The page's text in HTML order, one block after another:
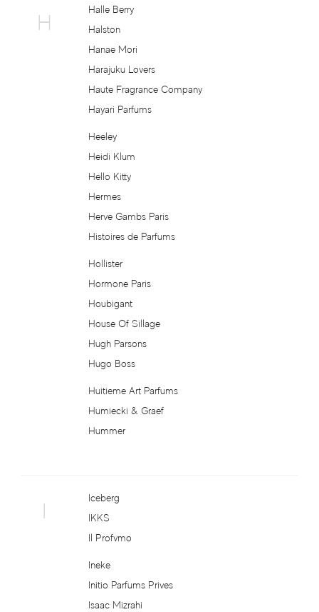
H
Halle Berry
Halston
Hanae Mori
Harajuku Lovers
Haute Fragrance Company
Hayari Parfums
Heeley
Heidi Klum
Hello Kitty
Hermes
Herve Gambs Paris
Histoires de Parfums
Hollister
Hormone Paris
Houbigant
House Of Sillage
Hugh Parsons
Hugo Boss
Huitieme Art Parfums
Humiecki & Graef
Hummer
I
Iceberg
IKKS
Il Profvmo
Ineke
Initio Parfums Prives
Isaac Mizrahi
Dali Haute Parfumerie
David & Victoria Beckham
David Yurman
Demeter Fragrance
Diadema Exclusif
Diptyque
Dolce & Gabbana